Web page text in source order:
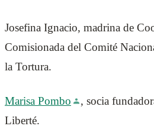
Josefina Ignacio, madrina de
Comisionada del Comité
la Tortura.
Marisa Pombo
, socia
Liberté.